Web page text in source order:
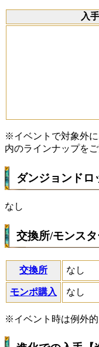
入
※イベントで対象外
内のラインナップをご
ダンジョンドロ
なし
交換所/モンス
交換所 なし
モンポ購入 なし
※イベント時は例外的